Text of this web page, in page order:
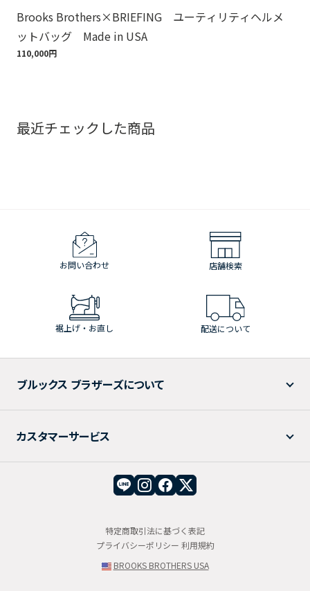
Brooks Brothers×BRIEFING ユーティリティヘルメ
ットバッグ Made in USA
110,000円
最近チェックした商品
お問い合わせ 店舗検索
裾上げ・お直し 配送について
ブルックス ブラザーズについて
カスタマーサービス
特定商取引法に基づく表記
プライバシーポリシー 利用規約
BROOKS BROTHERS USA